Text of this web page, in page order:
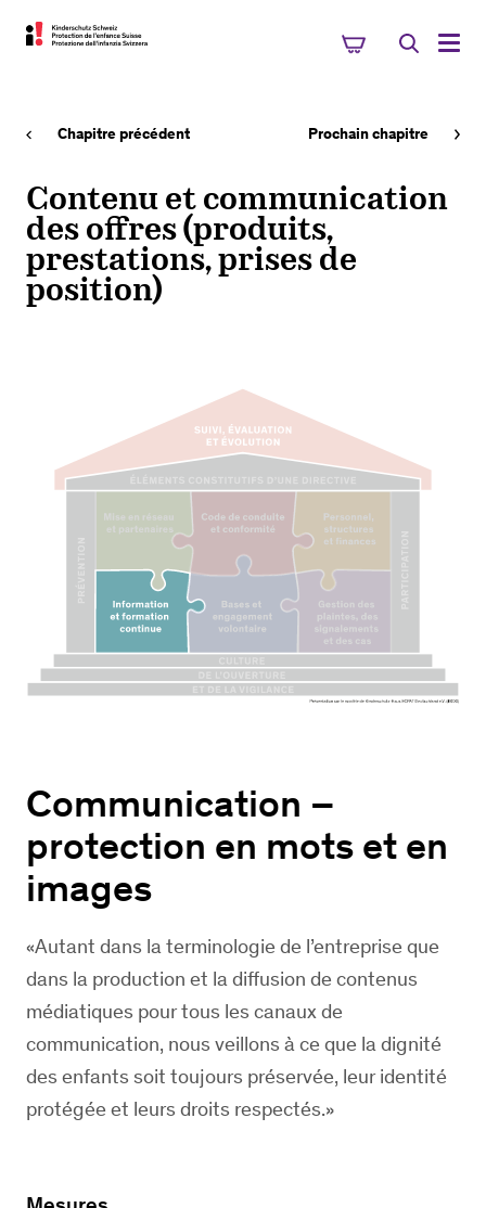
Chapitre précédent Prochain chapitre
Contenu et communication
des offres (produits,
prestations, prises de
position)
Communication –
protection en mots et en
images
Autant dans la terminologie de l’entreprise que
dans la production et la diffusion de contenus
médiatiques pour tous les canaux de
communication, nous veillons à ce que la dignité
des enfants soit toujours préservée, leur identité
protégée et leurs droits respectés.